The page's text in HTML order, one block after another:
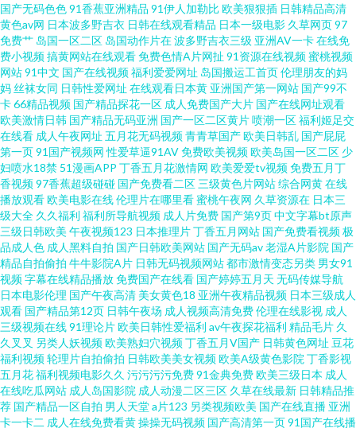
啪啪 大香蕉久久草 久久福利 日本色熟女 影视先锋色色 ts伪娘性爱网 韩国操
逼网 青娱乐老司机福利 亚洲AV色片爱豆 www日韩AV 激情四方色播 人妻乱艹
艹 亚洲AV性爱网 av网站观看 国产在线A秀秀 欧美性爱网页 午夜剧场东京热
91直接观看入口 欧美夜怕怕 51AV国产 草莓视频入口 激情色播导航 日本一品
大道 中文字幕第15页 超碰97国产在线 九九视频网 日本玖玖情色 1024国产
东京色视频 另类综合欧洲激情 天天日天天弄 91人妻国产丝袜 大香蕉就去干
久久人体视频 婷婷一期二期 91涩涩网 大香蕉AV电影 青青操黄色网址 在线成
人av伦理 成人av剧场 久久视频性交 日韩视频福利导航 91地址网址 成人国产
久久福利资源 色资源网 成人自慰网站 男人天堂成人AV 午夜AV导航在线 97伦
色 国产福利在线观看 青青草草视频
国产无码色色91香蕉亚洲精品 91伊人加勒比欧美狠狠插 日韩精品高清
黄色av网 日本波多野吉衣 日韩在线观看精品 日本一级电影 久草网页97
免费艹 岛国一区二区 岛国动作片在波多野吉衣三级 亚洲AV一卡在线免
费小视频搞黄网站在线观看免费色情A片网扯 91资源在线视频蜜桃视频
网站91中文 国产在线视频福利爱爱网址 岛国搬运工首页伦理朋友的妈
妈丝袜女同 日韩性爱网址 在线观看日本黄 亚洲国产第一网站 国产99不
卡66精品视频 国产精品探花一区 成人免费国产大片 国产在线网址观看
欧美激情日韩 国产精品无码亚洲 国产一区二区黄片喷潮一区福利姬足交
在线看 成人午夜网址 五月花无码视频青青草国产欧美日韩乱 国产屁屁
第一页91国产视频网 性爱草逼91AV免费欧美视频欧美岛国一区二区 少
妇喷水18禁 51漫画APP 丁香五月花激情网 欧美爱爱tv视频免费五月丁
香视频97香蕉超级碰碰 国产免费看二区 三级黄色片网站综合网黄在线
播放观看欧美电影在线伦理片在哪里看蜜桃午夜网 久草资源在 日本三
级大全 久久福利 福利所导航视频 成人片免费 国产第9页中文字幕bt原声
三级日韩欧美 午夜视频123 日本推理片丁香五月网站 国产免费看视频极
品成人色 成人黑料自拍 国产日韩欧美网站 国产无码av老湿A片影院 国产
精品自拍偷拍 牛牛影院A片 日韩无码视频网站都市激情变态另类 男女91
视频字幕在线精品播放免费国产在线看 国产婷婷五月天 无码传媒导航
日本电影伦理 国产午夜高清 美女黄色18 亚洲午夜精品视频 日本三级成人
观看 国产精品第12页 日韩午夜场 成人视频高清免费伦理在线影视 成人
三级视频在线91理论片欧美日韩性爱福利 av午夜探花福利 精品毛片 久
久叉叉 另类人妖视频欧美熟妇穴视频丁香五月V国产 日韩黄色网址 豆花
福利视频轮理片自拍偷拍 日韩欧美美女视频欧美A级黄色影院 丁香影视
五月花福利视频电影久久 污污污污免费91金典免费欧美三级日本 成人
在线吃瓜网站 成人岛国影院 成人动漫二区三区 久草在线最新 日韩精品推
荐 国产精品一区自拍 男人天堂a片123 另类视频欧美 国产在线直播 亚洲
卡一卡二 成人在线免费看黄操操无码视频 国产高清第一页91国产在线播